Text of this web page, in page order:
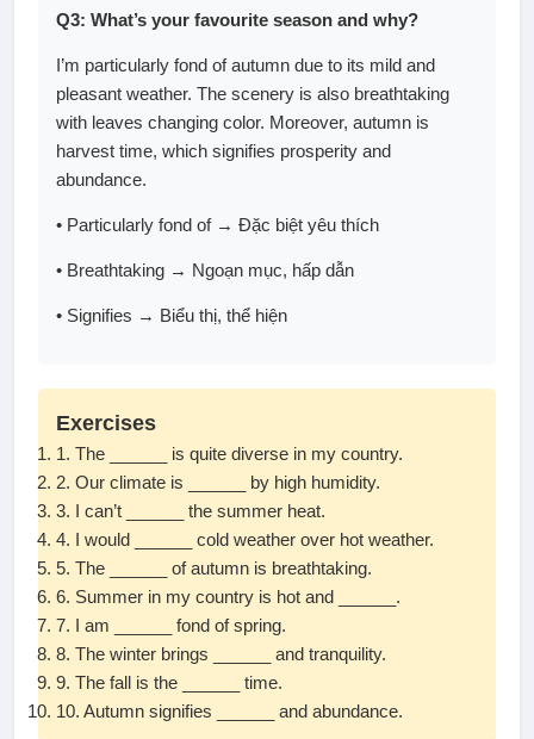
Q3: What’s your favourite season and why?
I’m particularly fond of autumn due to its mild and
pleasant weather. The scenery is also breathtaking
with leaves changing color. Moreover, autumn is
harvest time, which signifies prosperity and
abundance.
• Particularly fond of → Đặc biệt yêu thích
• Breathtaking → Ngoạn mục, hấp dẫn
• Signifies → Biểu thị, thể hiện
Exercises
1. The ______ is quite diverse in my country.
2. Our climate is ______ by high humidity.
3. I can’t ______ the summer heat.
4. I would ______ cold weather over hot weather.
5. The ______ of autumn is breathtaking.
6. Summer in my country is hot and ______.
7. I am ______ fond of spring.
8. The winter brings ______ and tranquility.
9. The fall is the ______ time.
10. Autumn signifies ______ and abundance.